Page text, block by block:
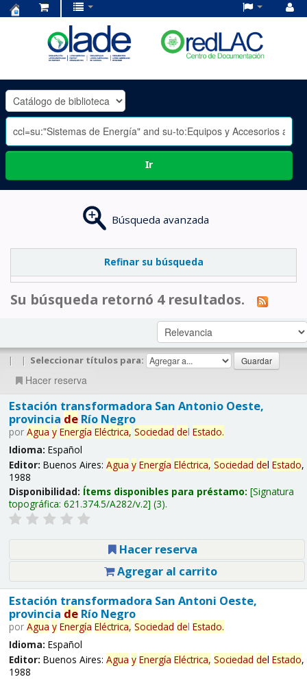
OLADE
-
Ir
Búsqueda avanzada
Refinar su búsqueda
Su búsqueda retornó 4 resultados.
| | Seleccionar títulos para:
Hacer reserva
Estación transformadora San Antonio Oeste,
provincia deRío Negro
por Agua y Energía Eléctrica, Sociedad del Estado.
Idioma: Español
Editor: Buenos Aires: Agua y Energía Eléctrica, Sociedad del Estado,
1988
Disponibilidad: Ítems disponibles para préstamo: Signatura
topográfica: 621.374.5/A282/v.2 (3).
Hacer reserva
Agregar al carrito
Estación transformadora San Antoni Oeste,
provincia deRío Negro
por Agua y Energía Eléctrica, Sociedad del Estado.
Idioma: Español
Editor: Buenos Aires: Agua y Energía Eléctrica, Sociedad del Estado,
1988